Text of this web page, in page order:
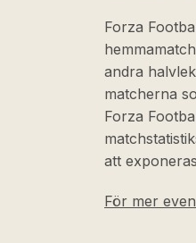
Forza
andra
matcherna
Forza
att
För mer